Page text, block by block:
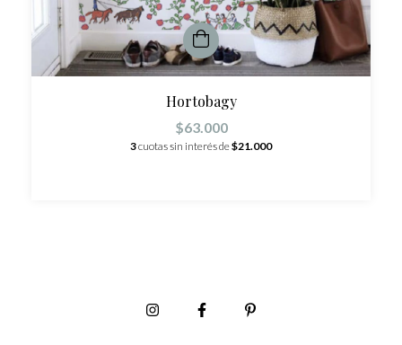
Hortobagy
$63.000
3cuotas sin interés de$21.000